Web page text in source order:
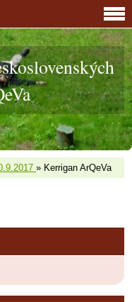
» Kerrigan ArQeVa